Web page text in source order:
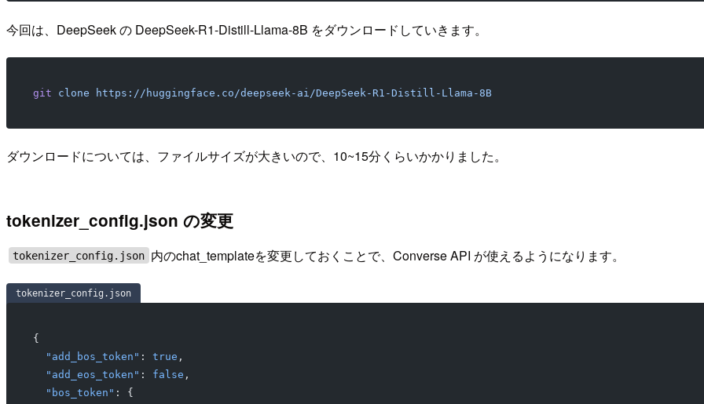
今回は、DeepSeek の DeepSeek-R1-Distill-Llama-8B をダウンロードしていきます。
git clone https://huggingface.co/deepseek-ai/DeepSeek-R1-Distill-Llama-8B
ダウンロードについては、ファイルサイズが大きいので、10~15分くらいかかりました。
tokenizer_config.json の変更
tokenizer_config.json 内のchat_templateを変更しておくことで、Converse API が使えるようになります。
tokenizer_config.json
{
  "add_bos_token"
: true ,
  "add_eos_token"
: false ,
  "bos_token"
: {